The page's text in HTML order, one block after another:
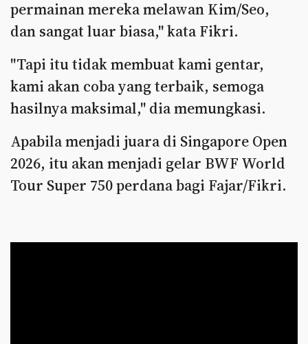
permainan mereka melawan Kim/Seo,
dan sangat luar biasa," kata Fikri.
"Tapi itu tidak membuat kami gentar,
kami akan coba yang terbaik, semoga
hasilnya maksimal," dia memungkasi.
Apabila menjadi juara di Singapore Open
2026, itu akan menjadi gelar BWF World
Tour Super 750 perdana bagi Fajar/Fikri.